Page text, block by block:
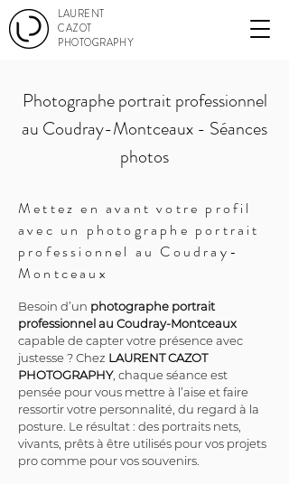
LAURENT
CAZOT
PHOTOGRAPHY
Photographe portrait professionnel
au Coudray-Montceaux - Séances
photos
Mettez en avant votre profil
avec un photographe portrait
professionnel au Coudray-
Montceaux
Besoin d’un photographe portrait
professionnel au Coudray-Montceaux
capable de capter votre présence avec
justesse ? Chez LAURENT CAZOT
PHOTOGRAPHY, chaque séance est
pensée pour vous mettre à l’aise et faire
ressortir votre personnalité, du regard à la
posture. Le résultat : des portraits nets,
vivants, prêts à être utilisés pour vos projets
pro comme pour vos souvenirs.